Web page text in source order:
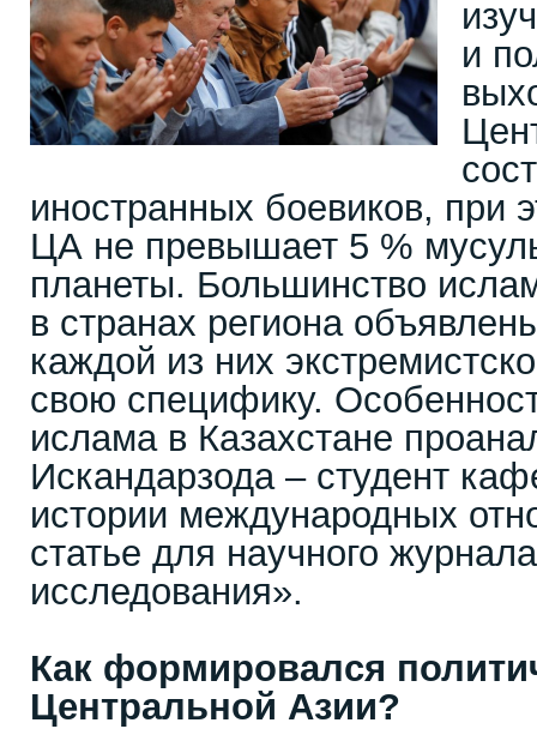
и
иностранных боевиков, при
ЦА не превышает 5 %
планеты. Большинство
в странах региона
каждой из них
свою специфику.
ислама в Казахстане
Искандарзода – студент
истории международных
статье для научного
исследования».
Как формировался
Центральной Азии?